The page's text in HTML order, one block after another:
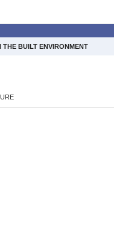
BUILT ENVIRONMENT